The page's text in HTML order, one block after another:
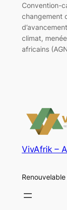
Convention-
changement
climat,
africains
VivAfrik –